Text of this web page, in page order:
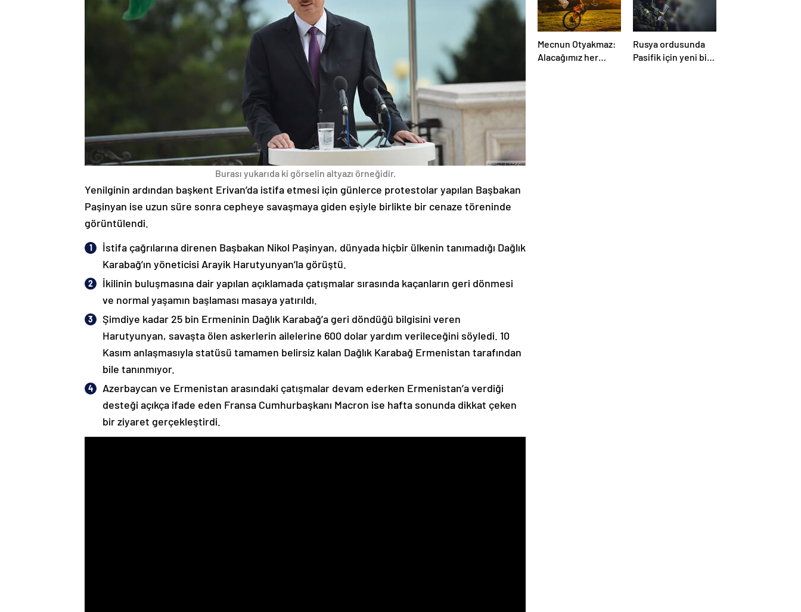
Burası yukarıda ki görselin altyazı örneğidir.
Yenilginin ardından başkent Erivan’da istifa etmesi için günlerce protestolar yapılan Başbakan
Paşinyan ise uzun süre sonra cepheye savaşmaya giden eşiyle birlikte bir cenaze töreninde
görüntülendi.
İstifa çağrılarına direnen Başbakan Nikol Paşinyan, dünyada hiçbir ülkenin tanımadığı Dağlık
Karabağ’ın yöneticisi Arayik Harutyunyan’la görüştü.
İkilinin buluşmasına dair yapılan açıklamada çatışmalar sırasında kaçanların geri dönmesi
ve normal yaşamın başlaması masaya yatırıldı.
Şimdiye kadar 25 bin Ermeninin Dağlık Karabağ’a geri döndüğü bilgisini veren
Harutyunyan, savaşta ölen askerlerin ailelerine 600 dolar yardım verileceğini söyledi. 10
Kasım anlaşmasıyla statüsü tamamen belirsiz kalan Dağlık Karabağ Ermenistan tarafından
bile tanınmıyor.
Azerbaycan ve Ermenistan arasındaki çatışmalar devam ederken Ermenistan’a verdiği
desteği açıkça ifade eden Fransa Cumhurbaşkanı Macron ise hafta sonunda dikkat çeken
bir ziyaret gerçekleştirdi.
Mecnun Otyakmaz:
Alacağımız her
Rusya ordusunda
Pasifik için yeni bir